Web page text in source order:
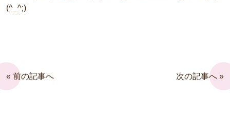
(^_^;)
« 前の記事へ 次の記事へ »